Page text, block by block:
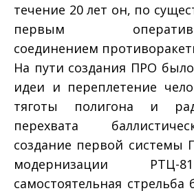
течение 20 лет он, по
первым оперативно-
соединением
На пути создания ПРО
идеи и переплетение
тяготы полигона и
перехвата
создание первой системы
модернизации РТЦ-
самостоятельная стрельба